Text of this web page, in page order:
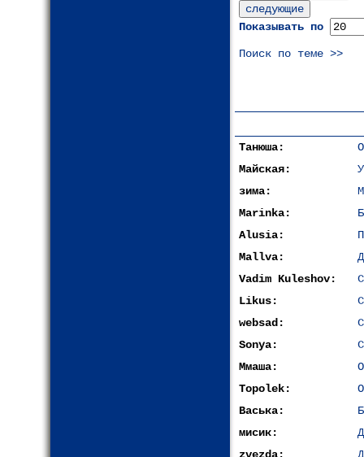
Показывать по
Поиск по теме >>
Танюша:
Майская:
зима:
Marinka:
Alusia:
Mallva:
Vadim Kuleshov:
Likus:
websad:
Sonya:
Ммаша:
Topolek:
Васька:
мисик: